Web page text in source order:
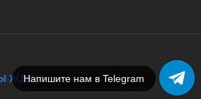
ЖДЕМ Напишите нам в Telegram
Напишите нам в MAX